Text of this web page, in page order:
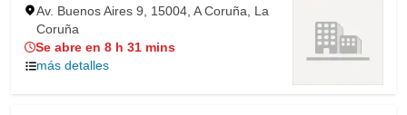
Av. Buenos Aires 9, 15004, A Coruña, La
Coruña
Se abre en 8 h 31 mins
más detalles